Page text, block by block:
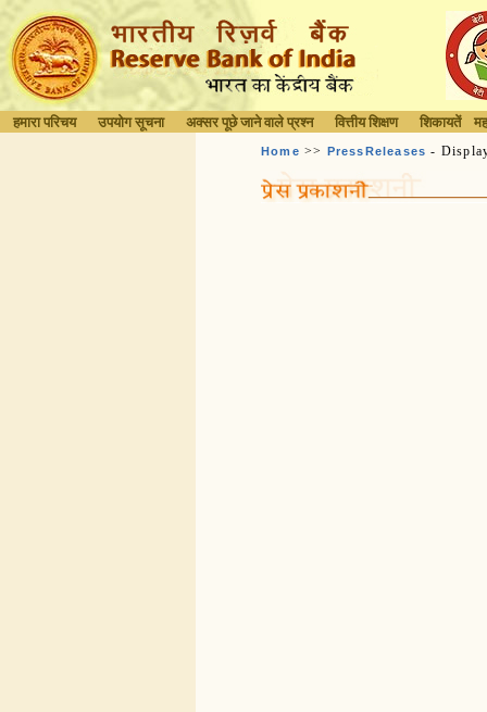
हमारा परिचय उपयोग सूचना अक्सर पूछे जाने वाले प्रश्न वित्तीय शिक्षण शिकायतें
Home >> PressReleases -